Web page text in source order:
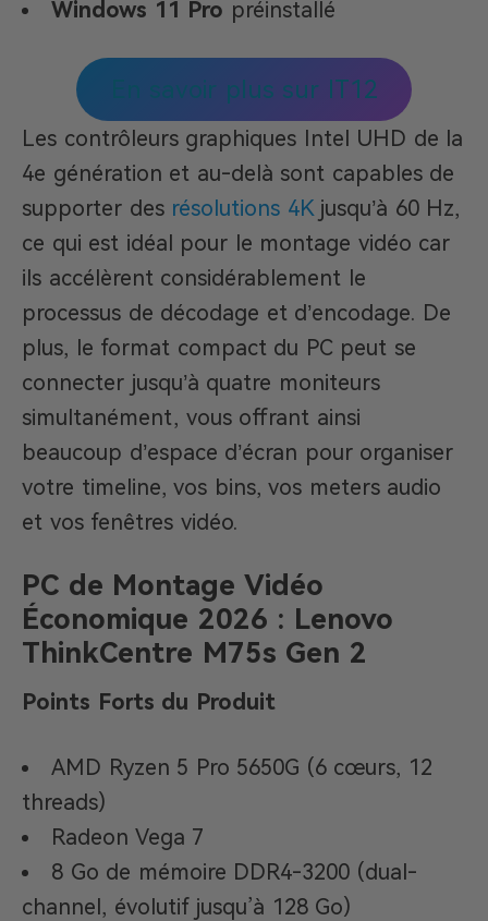
Windows 11 Pro préinstallé
En savoir plus sur IT12
Les contrôleurs graphiques Intel UHD de la
4e génération et au-delà sont capables de
supporter desrésolutions 4K jusqu’à 60 Hz,
ce qui est idéal pour le montage vidéo car
ils accélèrent considérablement le
processus de décodage et d’encodage. De
plus, le format compact du PC peut se
connecter jusqu’à quatre moniteurs
simultanément, vous offrant ainsi
beaucoup d’espace d’écran pour organiser
votre timeline, vos bins, vos meters audio
et vos fenêtres vidéo.
PC de Montage Vidéo
Économique 2026 : Lenovo
ThinkCentre M75s Gen 2
Points Forts du Produit
AMD Ryzen 5 Pro 5650G (6 cœurs, 12
threads)
Radeon Vega 7
8 Go de mémoire DDR4-3200 (dual-
channel, évolutif jusqu’à 128 Go)